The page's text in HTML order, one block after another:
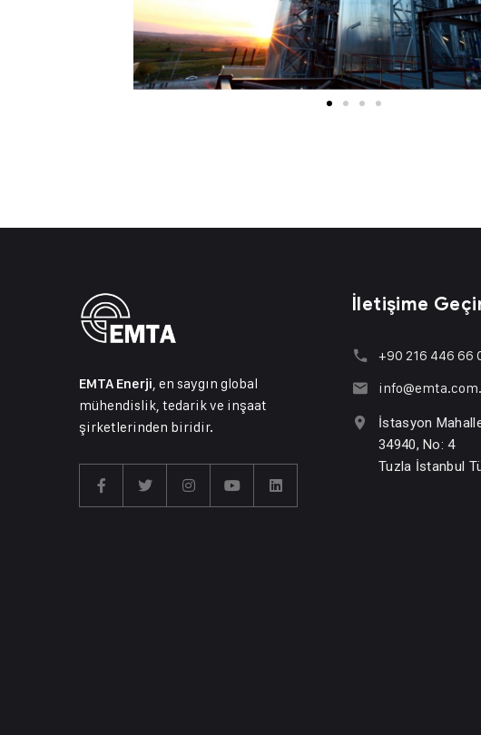
EMTA Enerji, en saygın global
mühendislik, tedarik ve inşaat
şirketlerinden biridir.
İletişime
+90 216 446 66
İstasyon
34940, No: 4
Tuzla İstanbul